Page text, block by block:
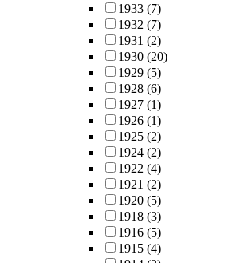
1933 (7)
1932 (7)
1931 (2)
1930 (20)
1929 (5)
1928 (6)
1927 (1)
1926 (1)
1925 (2)
1924 (2)
1922 (4)
1921 (2)
1920 (5)
1918 (3)
1916 (5)
1915 (4)